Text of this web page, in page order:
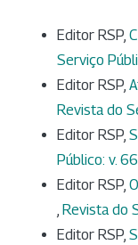
Editor RSP,
Serviço
Editor RSP,
Revista do
Editor RSP,
Público: v.
Editor RSP,
, Revista do
Editor RSP,